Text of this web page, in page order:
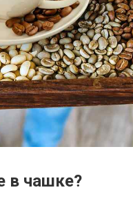
в чашке?